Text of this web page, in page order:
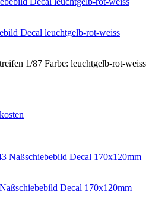
Decal leuchtgelb-rot-weiss
1/87 Farbe: leuchtgelb-rot-weiss
Decal 170x120mm